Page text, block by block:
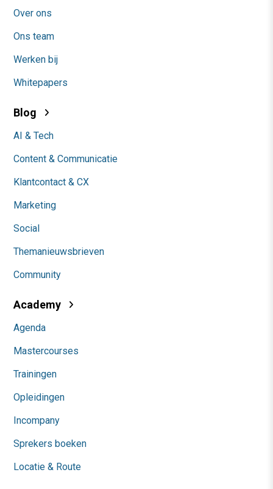
Over ons
Ons team
Werken bij
Whitepapers
Blog
AI & Tech
Content & Communicatie
Klantcontact & CX
Marketing
Social
Themanieuwsbrieven
Community
Academy
Agenda
Mastercourses
Trainingen
Opleidingen
Incompany
Sprekers boeken
Locatie & Route